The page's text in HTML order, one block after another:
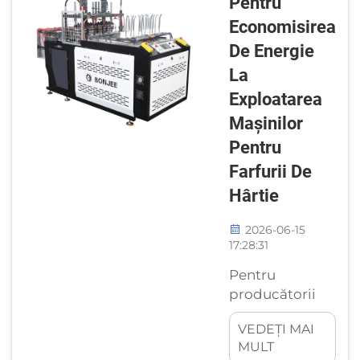
întreținere
pentru orice
mașină de
farfurii din
hârtie.
Matrițele
instalate
incorect pot
duce la
defecțiuni
ale
produselor,
ondularea
neuniformă
a marginilor
până la
Economisirea
De Energie
La
Exploatarea
Mașinilor
Pentru
Farfurii De
Hârtie
2026-06-15
17:28:31
Pentru
producătorii
industriali de
farfurii din
hârtie,
VEDEȚI MAI
MULT